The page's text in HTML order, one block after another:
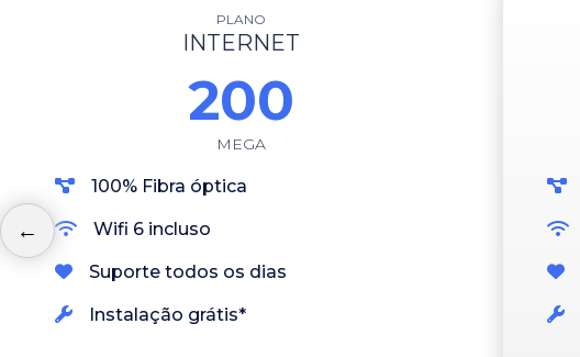
PLANO
INTERNET
200
MEGA
100% Fibra óptica
Wifi 6 incluso
Suporte todos os dias
Instalação grátis*